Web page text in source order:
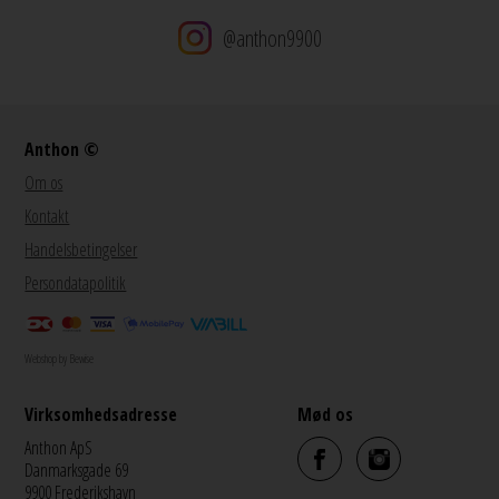
@anthon9900
Anthon ©
Om os
Kontakt
Handelsbetingelser
Persondatapolitik
Webshop by Bewise
Virksomhedsadresse
Anthon ApS
Danmarksgade 69
9900 Frederikshavn
Mød os